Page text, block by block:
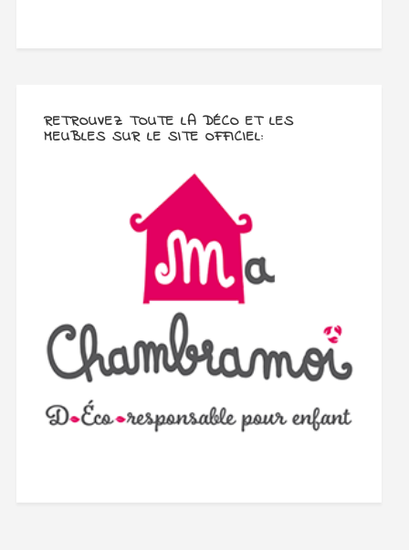
RETROUVEZ TOUTE LA DÉCO ET LES
MEUBLES SUR LE SITE OFFICIEL: